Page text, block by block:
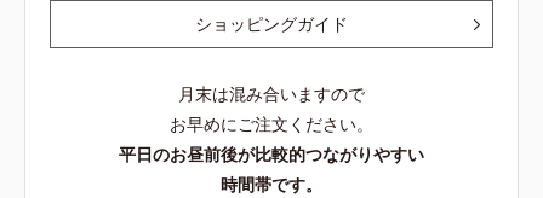
ショッピングガイド
月末は混み合いますので
お早めにご注文ください。
平日のお昼前後が比較的つながりやすい
時間帯です。